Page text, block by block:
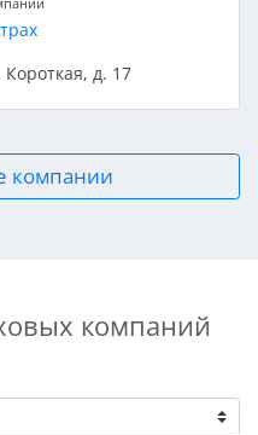
Короткая, д. 17
компании
компаний